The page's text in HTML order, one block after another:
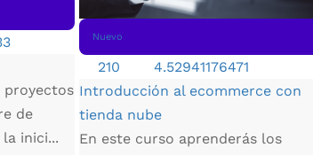
proyectos
de
inici...
Nuevo
210
4.52941176471
Introducción al ecommerce con
tienda nube
En este curso aprenderás los